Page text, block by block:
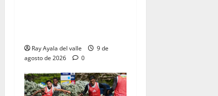
Ray Ayala del valle
9 de
agosto de 2026
0